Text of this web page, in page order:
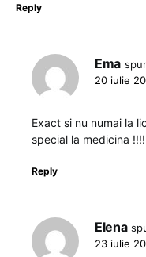
Reply
Ema
20 iulie
Exact si nu numai la
special la medicina !!!!
Reply
Elena
23 iulie